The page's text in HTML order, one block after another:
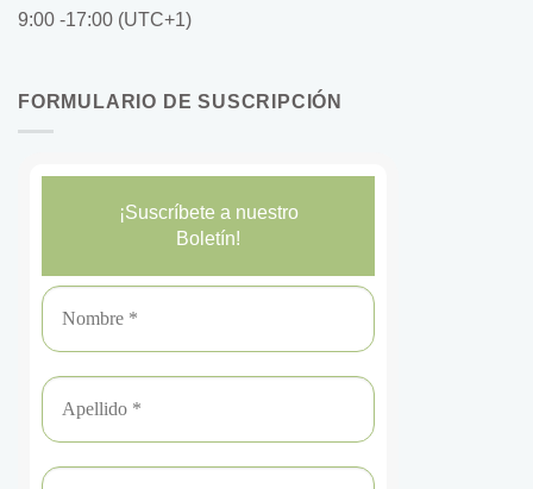
9:00 -17:00 (UTC+1)
FORMULARIO DE SUSCRIPCIÓN
¡Suscríbete a nuestro
Boletín!